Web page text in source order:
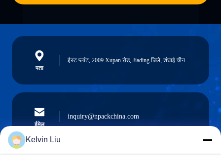
पता
ईस्ट प्लांट, 2009 Xupan रोड, Jiading जिले, शंघाई चीन
ईमेल
inquiry@npackchina.com
Kelvin Liu